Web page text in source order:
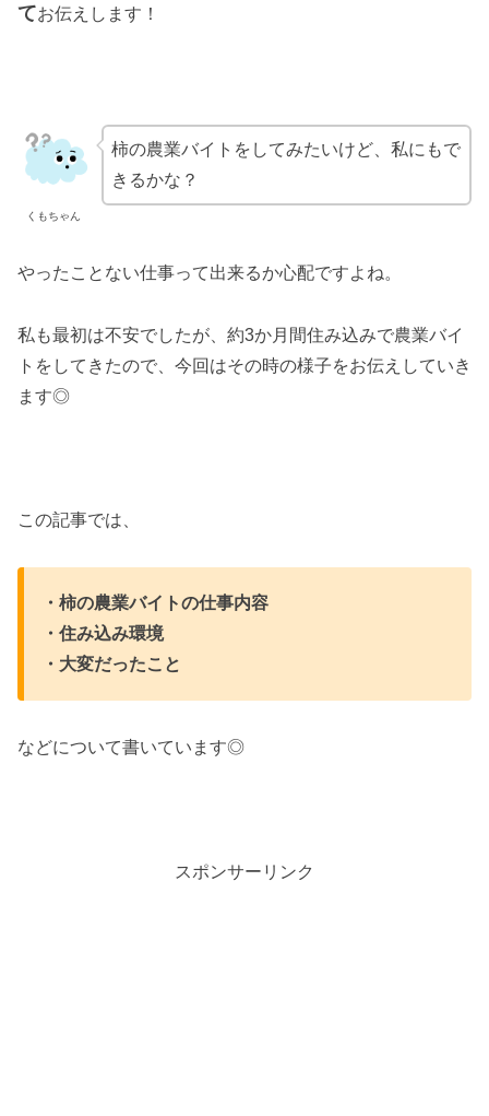
てお伝えします！
くもちゃん
柿の農業バイトをしてみたいけど、私にもで
きるかな？
やったことない仕事って出来るか心配ですよね。
私も最初は不安でしたが、約3か月間住み込みで農業バイ
トをしてきたので、今回はその時の様子をお伝えしていき
ます◎
この記事では、
・柿の農業バイトの仕事内容
・住み込み環境
・大変だったこと
などについて書いています◎
スポンサーリンク